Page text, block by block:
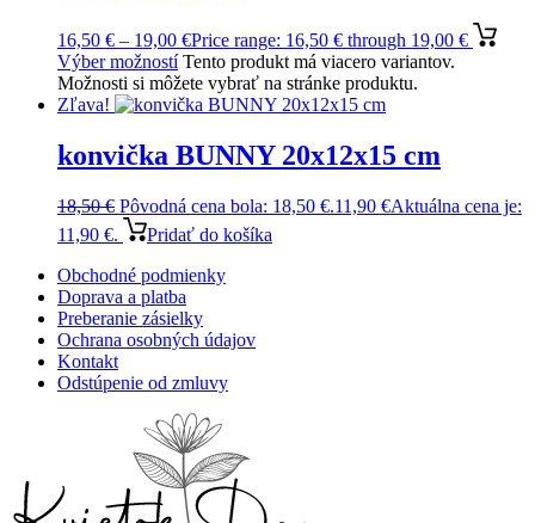
16,50 € – 19,00 €Price range: 16,50 € through 19,00 €
Výber možností Tento produkt má viacero variantov.
Možnosti si môžete vybrať na stránke produktu.
Zľava!
konvička BUNNY 20x12x15 cm
18,50€ Pôvodná cena bola: 18,50 €.11,90 €Aktuálna cena je:
11,90 €.
Pridať do košíka
Obchodné podmienky
Doprava a platba
Preberanie zásielky
Ochrana osobných údajov
Kontakt
Odstúpenie od zmluvy